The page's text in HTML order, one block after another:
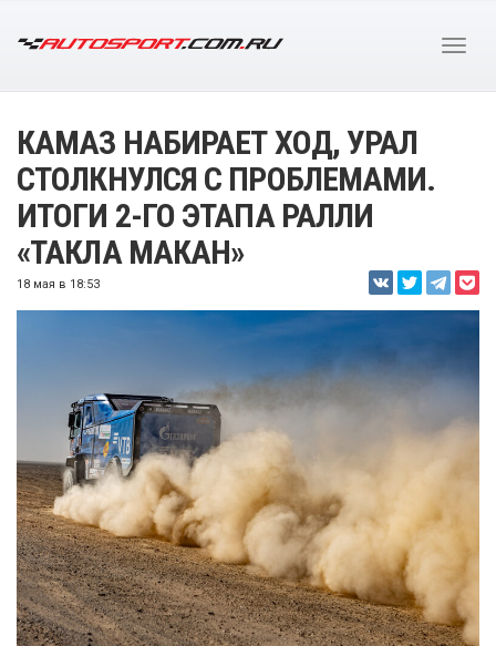
КАМАЗ НАБИРАЕТ ХОД, УРАЛ
СТОЛКНУЛСЯ С ПРОБЛЕМАМИ.
ИТОГИ 2-ГО ЭТАПА РАЛЛИ
«ТАКЛА МАКАН»
18 мая в 18:53